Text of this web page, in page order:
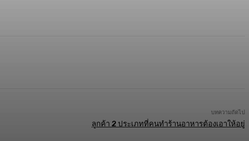
บทความถัดไป
ลูกค้า 2 ประเภทที่คนทำร้านอาหารต้องเอาให้อยู่